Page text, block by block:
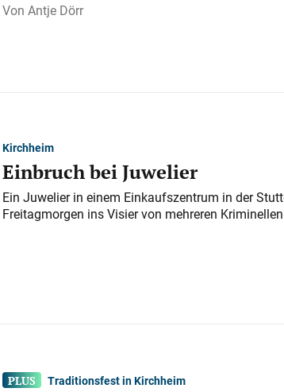
Antje Dörr
Kirchheim
Einbruch bei Juwelier
Ein Juwelier in einem Einkaufszentrum in der
Freitagmorgen ins Visier von mehreren
Traditionsfest in Kirchheim